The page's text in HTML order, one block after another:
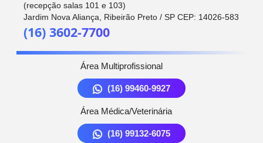
(recepção salas 101 e 103)
Jardim Nova Aliança, Ribeirão Preto / SP CEP: 14026-583
(16) 3602-7700
Área Multiprofissional
(16) 99460-9927
Área Médica/Veterinária
(16) 99132-6075